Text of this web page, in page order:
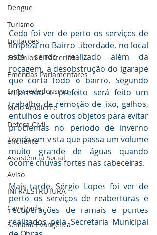
Dengue
Turismo
Licitações
Covênios e Parcerias
Emendas Parlamentares
Empreededorismo
Meio Ambiente
Defesa Civil
enchente
Assistência Social
Aviso
INFRAESTRUTURA
Cavalgada
Semana Evangélica
Cedo foi ver de perto os serviços de
limpeza no Bairro Liberdade, no local
está sendo realizado além da
roçagem, a desobstrução do igarapé
que corta todo o bairro. Segundo
informou o prefeito será feito um
trabalho de remoção de lixo, galhos,
entulhos e outros objetos para evitar
problemas no período de inverno
tendo em vista que passa um volume
muito grande de águas quando
ocorre chuvas fortes nas cabeceiras.
Mais tarde, Sérgio Lopes foi ver de
perto os serviços de reaberturas e
recuperações de ramais e pontes
realizados pela Secretaria Municipal